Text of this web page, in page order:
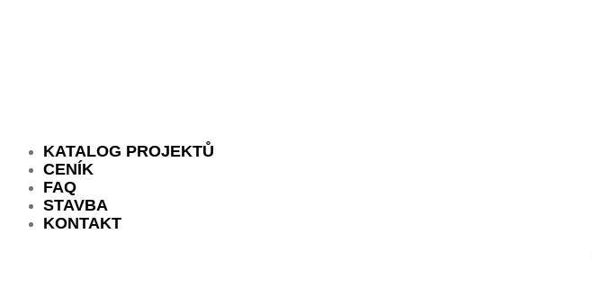
KATALOG PROJEKTŮ
CENÍK
FAQ
STAVBA
KONTAKT